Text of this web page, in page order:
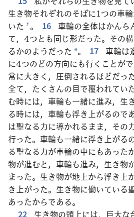
生き物それぞれのそばに1つの車
いた t 。 16
車輪の全体はかんら
て，4つとも同じ形だった。その
るかのようだった *。 17
車輪は
に4つのどの方向にも行くことがで
常に大きく，圧倒されるほどだっ
全て，たくさんの目で覆われてい
む時には，車輪も一緒に進み，生
る時には，車輪も浮き上がるので
は聖なる力に導かれるまま，その
行った。車輪も一緒に浮き上がる
る聖なる力が車輪の中にもあった
物が進むと，車輪も進み，生き物
まった。生き物が地上から浮き上
き上がった。生き物に働いている
あったからである。
22
生き物の頭上には，巨大な